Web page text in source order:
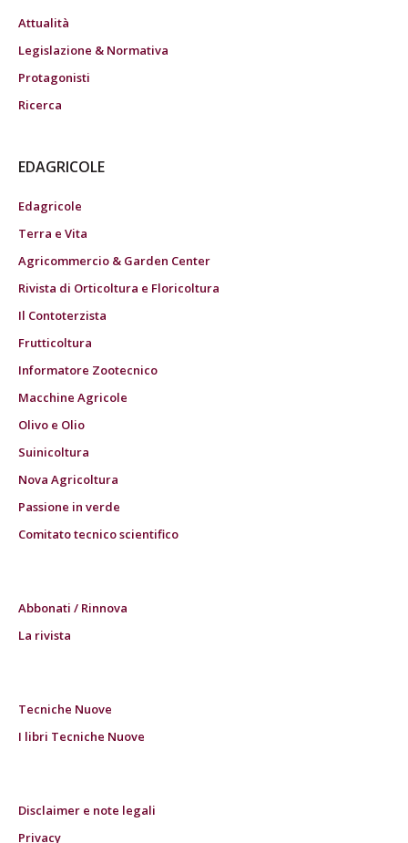
Attualità
Legislazione & Normativa
Protagonisti
Ricerca
EDAGRICOLE
Edagricole
Terra e Vita
Agricommercio & Garden Center
Rivista di Orticoltura e Floricoltura
Il Contoterzista
Frutticoltura
Informatore Zootecnico
Macchine Agricole
Olivo e Olio
Suinicoltura
Nova Agricoltura
Passione in verde
Comitato tecnico scientifico
Abbonati / Rinnova
La rivista
Tecniche Nuove
I libri Tecniche Nuove
Disclaimer e note legali
Privacy